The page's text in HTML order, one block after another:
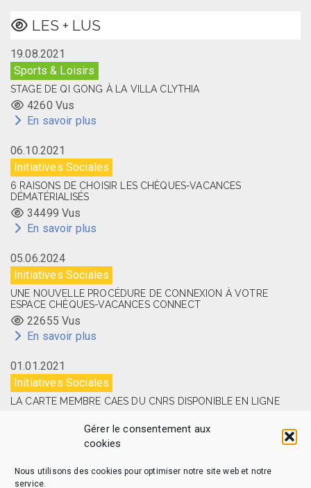
Gérer le consentement aux
cookies
Nous utilisons des cookies pour optimiser notre site web et notre
service.
LES + LUS
19.08.2021
Sports & Loisirs
STAGE DE QI GONG À LA VILLA CLYTHIA
4260 Vus
En savoir plus
06.10.2021
Initiatives Sociales
6 RAISONS DE CHOISIR LES CHÈQUES-VACANCES
DÉMATÉRIALISÉS
34499 Vus
En savoir plus
05.06.2024
Initiatives Sociales
UNE NOUVELLE PROCÉDURE DE CONNEXION À VOTRE
ESPACE CHÈQUES-VACANCES CONNECT
22655 Vus
En savoir plus
01.01.2021
Initiatives Sociales
LA CARTE MEMBRE CAES DU CNRS DISPONIBLE EN LIGNE
En savoir plus